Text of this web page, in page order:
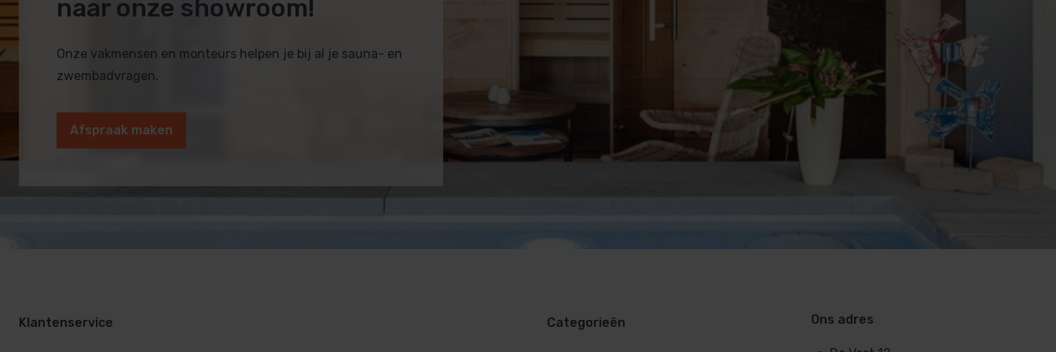
naar onze showroom!
Onze vakmensen en monteurs helpen je bij al je sauna- en
zwembadvragen.
Afspraak maken
Klantenservice Categorieën Ons adres